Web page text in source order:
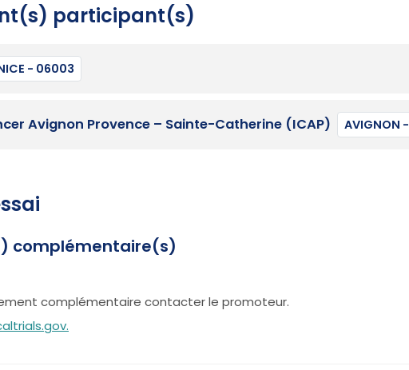
participant(s)
- 06003
Avignon Provence – Sainte-Catherine (ICAP) AVIGNON
complémentaire(s)
complémentaire contacter le promoteur.